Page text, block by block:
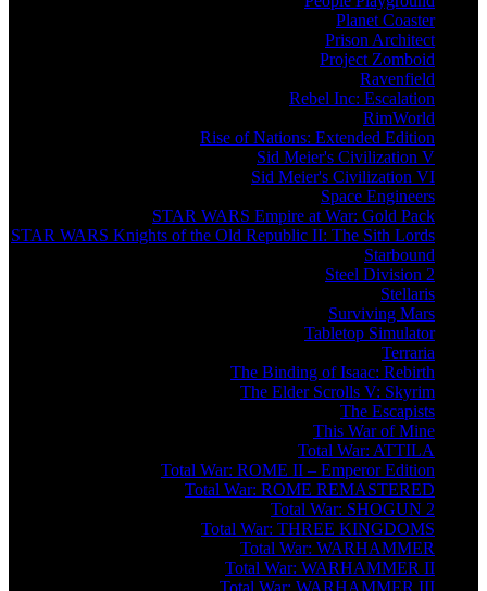
Planet Coaster
Prison Architect
Project Zomboid
Ravenfield
Rebel Inc: Escalation
RimWorld
Rise of Nations: Extended Edition
Sid Meier's Civilization V
Sid Meier's Civilization VI
Space Engineers
STAR WARS Empire at War: Gold Pack
STAR WARS Knights of the Old Republic II: The Sith Lords
Starbound
Steel Division 2
Stellaris
Surviving Mars
Tabletop Simulator
Terraria
The Binding of Isaac: Rebirth
The Elder Scrolls V: Skyrim
The Escapists
This War of Mine
Total War: ATTILA
Total War: ROME II – Emperor Edition
Total War: ROME REMASTERED
Total War: SHOGUN 2
Total War: THREE KINGDOMS
Total War: WARHAMMER
Total War: WARHAMMER II
Total War: WARHAMMER III